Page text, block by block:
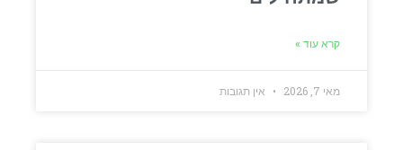
קרא עוד »
מאי 7, 2026 אין תגובות